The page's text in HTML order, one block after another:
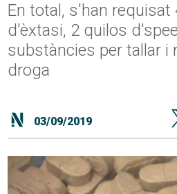
En total, s'han requisat
d'èxtasi, 2 quilos
substàncies per tallar i
droga
03/09/2019